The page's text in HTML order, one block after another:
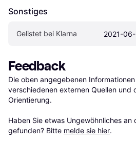
Sonstiges
Gelistet bei Klarna 2021-
Feedback
Die oben angegebenen
verschiedenen externen Quellen und
Orientierung.
Haben Sie etwas Ungewöhnliches an
gefunden? Bitte melde sie hier.